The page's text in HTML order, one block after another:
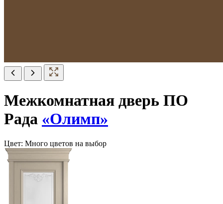
Межкомнатная дверь ПО
Рада «Олимп»
Цвет: Много цветов на выбор